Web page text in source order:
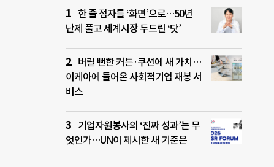
한 줄 점자를 ‘화면’으로…50년
난제 풀고 세계시장 두드린 ‘닷’
버릴 뻔한 커튼·쿠션에 새 가치…
이케아에 들어온 사회적기업 재봉 서
비스
기업자원봉사의 ‘진짜 성과’는 무
엇인가…UN이 제시한 새 기준은